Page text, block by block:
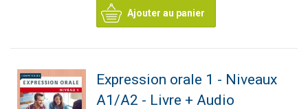
Ajouter au panier
Expression orale 1 - Niveaux
A1/A2 - Livre + Audio